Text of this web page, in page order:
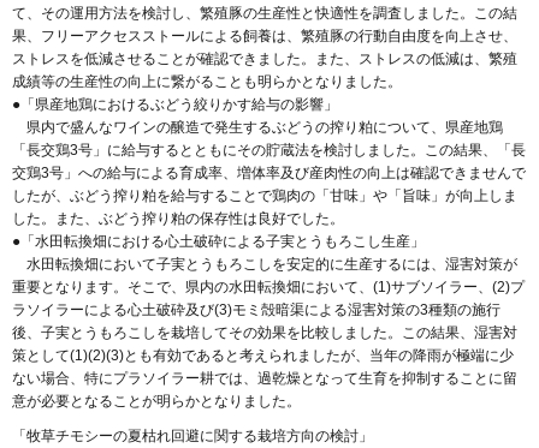
て、その運用方法を検討し、繁殖豚の生産性と快適性を調査しました。この結
果、フリーアクセスストールによる飼養は、繁殖豚の行動自由度を向上させ、
ストレスを低減させることが確認できました。また、ストレスの低減は、繁殖
成績等の生産性の向上に繋がることも明らかとなりました。
●「県産地鶏におけるぶどう絞りかす給与の影響」
県内で盛んなワインの醸造で発生するぶどうの搾り粕について、県産地鶏
「長交鶏3号」に給与するとともにその貯蔵法を検討しました。この結果、「長
交鶏3号」への給与による育成率、増体率及び産肉性の向上は確認できませんで
したが、ぶどう搾り粕を給与することで鶏肉の「甘味」や「旨味」が向上しま
した。また、ぶどう搾り粕の保存性は良好でした。
●「水田転換畑における心土破砕による子実とうもろこし生産」
水田転換畑において子実とうもろこしを安定的に生産するには、湿害対策が
重要となります。そこで、県内の水田転換畑において、(1)サブソイラー、(2)プ
ラソイラーによる心土破砕及び(3)モミ殻暗渠による湿害対策の3種類の施行
後、子実とうもろこしを栽培してその効果を比較しました。この結果、湿害対
策として(1)(2)(3)とも有効であると考えられましたが、当年の降雨が極端に少
ない場合、特にプラソイラー耕では、過乾燥となって生育を抑制することに留
意が必要となることが明らかとなりました。
「牧草チモシーの夏枯れ回避に関する栽培方向の検討」